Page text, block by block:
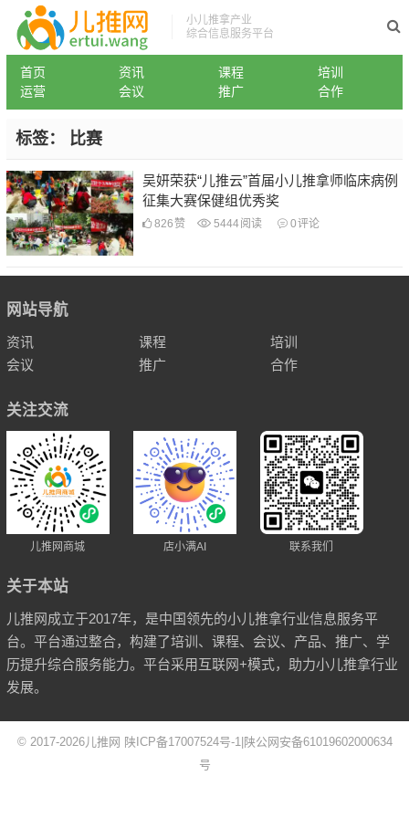
小儿推拿产业
综合信息服务平台
首页 资讯 课程
培训
运营
会议 推广 合作
标签： 比赛
吴妍荣获“儿推云”首届小儿推拿师临床病例
征集大赛保健组优秀奖
826 赞 5444阅读 0评论
网站导航
资讯 课程
培训
会议
推广 合作
关注交流
儿推网商城 店小满AI 联系我们
关于本站
儿推网成立于2017年，是中国领先的小儿推拿行业信息服务平
台。平台通过整合，构建了培训、课程、会议、产品、推广、学
历提升综合服务能力。平台采用互联网+模式，助力小儿推拿行业
发展。
© 2017-2026儿推网 陕ICP备17007524号-1 |陕公网安备61019602000634
号